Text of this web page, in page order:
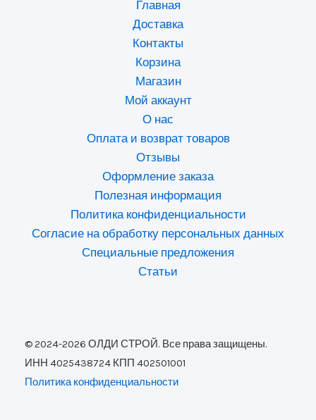
Главная
Доставка
Контакты
Корзина
Магазин
Мой аккаунт
О нас
Оплата и возврат товаров
Отзывы
Оформление заказа
Полезная информация
Политика конфиденциальности
Согласие на обработку персональных данных
Специальные предложения
Статьи
© 2024-2026 ОЛДИ СТРОЙ. Все права защищены.
ИНН 4025438724 КПП 402501001
Политика конфиденциальности